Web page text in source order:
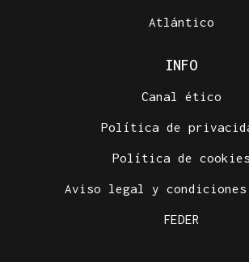
Atlántico
INFO
Canal ético
Política de
Política de cookies
Aviso legal y condiciones
FEDER